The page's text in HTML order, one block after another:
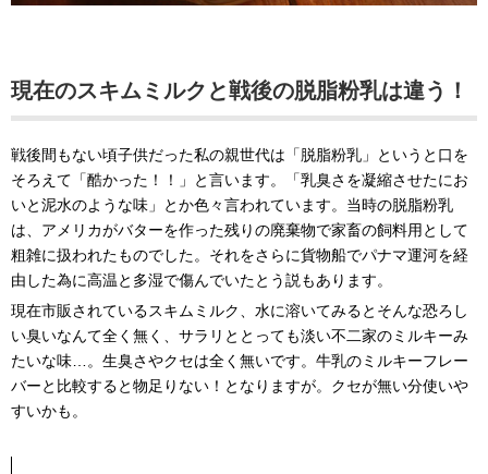
現在のスキムミルクと戦後の脱脂粉乳は違う！
戦後間もない頃子供だった私の親世代は「脱脂粉乳」というと口を
そろえて「酷かった！！」と言います。「乳臭さを凝縮させたにお
いと泥水のような味」とか色々言われています。当時の脱脂粉乳
は、アメリカがバターを作った残りの廃棄物で家畜の飼料用として
粗雑に扱われたものでした。それをさらに貨物船でパナマ運河を経
由した為に高温と多湿で傷んでいたとう説もあります。
現在市販されているスキムミルク、水に溶いてみるとそんな恐ろし
い臭いなんて全く無く、サラリととっても淡い不二家のミルキーみ
たいな味…。生臭さやクセは全く無いです。牛乳のミルキーフレー
バーと比較すると物足りない！となりますが。クセが無い分使いや
すいかも。